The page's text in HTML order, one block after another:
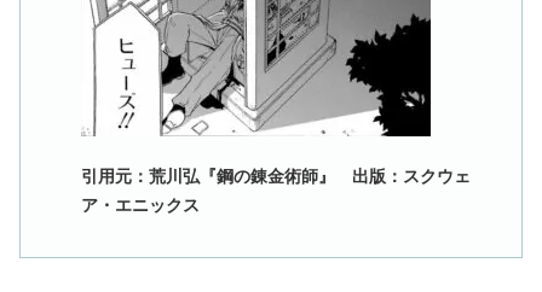
引用元：荒川弘『鋼の錬金術師』 出版：スクウェ
ア・エニックス